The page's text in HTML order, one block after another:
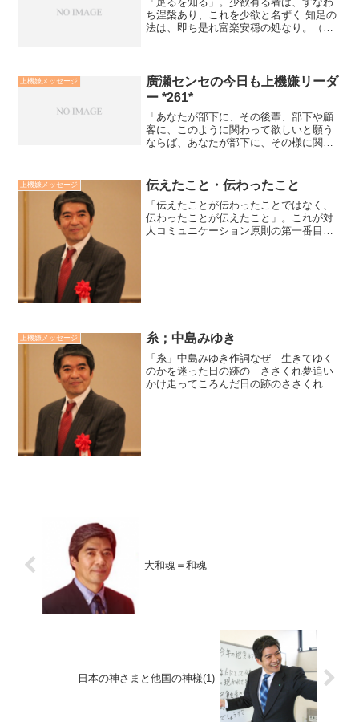
ち涅槃あり、これを少欲と名ずく 知足の
法は、即ち是れ富楽安穏の処なり。（遺
うことを説かれています...
上機嫌メッセージ
廣瀬センセの今日も上機嫌リーダ
ー *261*
「あなたが部下に、その後輩、部下や顧
客に、このように関わって欲しいと願う
ならば、あなたが部下に、その様に関わ
自身にもその様にしてあげれば善い」。
これこそが、自分も他人も...
上機嫌メッセージ 伝えたこと・伝わったこと
「伝えたことが伝わったことではなく、
伝わったことが伝えたこと」。これが対
人コミュニケーション原則の第一番目で
上機嫌メッセージ 糸；中島みゆき
「糸」中島みゆき作詞なぜ 生きてゆく
のかを迷った日の跡の ささくれ夢追い
かけ走ってころんだ日の跡のささくれこ
大和魂＝和魂
日本の神さまと他国の神様(1)